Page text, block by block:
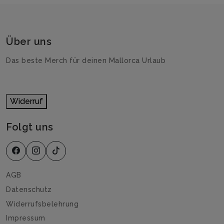
Über uns
Das beste Merch für deinen Mallorca Urlaub
Widerruf
Folgt uns
AGB
Datenschutz
Widerrufsbelehrung
Impressum